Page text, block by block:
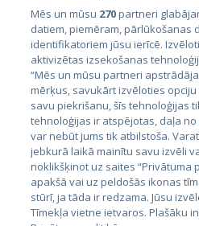
Valstis
Igaunija
Latvija
Lietuva
Mēs un mūsu 270partneri
datiem, piemēram, pārlūkošanas
identifikatoriem jūsu ierīcē.
aktivizētas izsekošanas
“Mēs un mūsu partneri
mērķus, savukārt izvēloties
savu piekrišanu, šīs tehnoloģijas
tehnoloģijas ir atspējotas, daļa
var nebūt jums tik atbilstoša.
jebkurā laikā mainītu savu izvēli
noklikšķinot uz saites “Privātuma
apakšā vai uz peldošās ikonas
stūrī, ja tāda ir redzama. Jūsu
Tīmekļa vietne ietvaros. Plašāku